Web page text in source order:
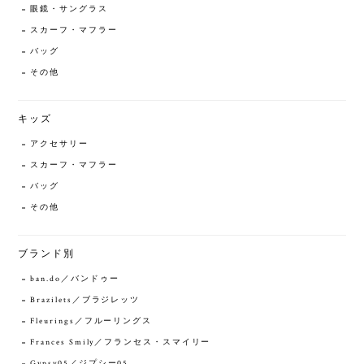
眼鏡・サングラス
スカーフ・マフラー
バッグ
その他
キッズ
アクセサリー
スカーフ・マフラー
バッグ
その他
ブランド別
ban.do／バンドゥー
Brazilets／ブラジレッツ
Fleurings／フルーリングス
Frances Smily／フランセス・スマイリー